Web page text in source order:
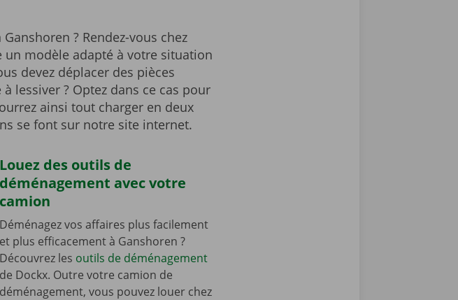
? Rendez-vous chez
un modèle adapté à votre situation
devez déplacer des pièces
lessiver ? Optez dans ce cas pour
ainsi tout charger en deux
se font sur notre site internet.
Louez des outils de
déménagement avec votre
camion
Déménagez vos affaires plus facilement
et plus efficacement à Ganshoren ?
Découvrez les outils de déménagement
de Dockx. Outre votre camion de
déménagement, vous pouvez louer chez